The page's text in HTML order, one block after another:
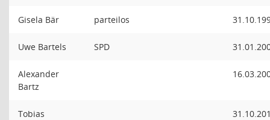
Gisela Bär parteilos
Uwe Bartels SPD
Alexander
Bartz
Tobias